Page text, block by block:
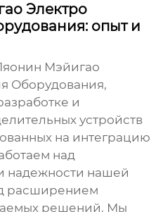
Электро
опыт и
Мэйигао
Оборудования,
и
устройств
на интеграцию
над
надежности нашей
расширением
решений. Мы